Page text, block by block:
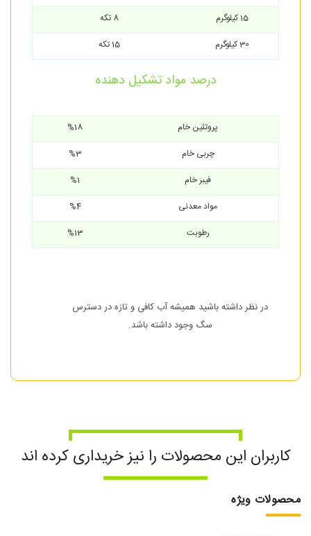
15 کیلوگرم
8 تکه
30 کیلوگرم
15 تکه
درصد مواد تشکیل دهنده
پروتئین خام
%18
چربی خام
%3
فیبر خام
%1
مواد معدنی
%4
رطوبت
%13
در نظر داشته باشید همیشه آب کافی و تازه در دسترس
سگ وجود داشته باشد.
کاربران این محصولات را نیز خریداری کرده اند
محصولات ویژه